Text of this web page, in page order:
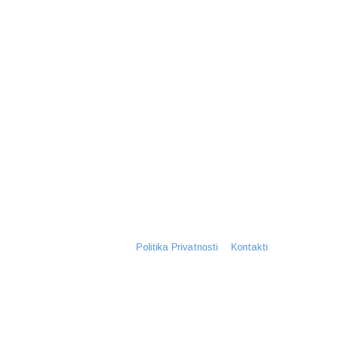
Politika Privatnosti Kontakti